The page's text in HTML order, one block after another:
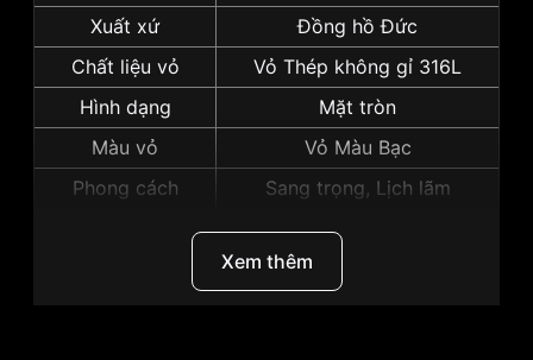
Xuất xứ
Đồng hồ Đức
Chất liệu vỏ
Vỏ Thép không gỉ 316L
Hình dạng
Mặt tròn
Màu vỏ
Vỏ Màu Bạc
Phong cách
Sang trọng, Lịch lãm
Xem giờ, Lịch ngày, Dạ quang
Xem thêm